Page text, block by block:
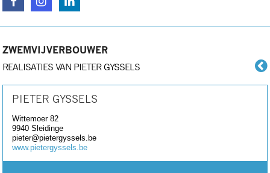
ZWEMVIJVERBOUWER
REALISATIES VAN PIETER GYSSELS
PIETER GYSSELS
Wittemoer 82
9940Sleidinge
pieter@pietergyssels.be
www.pietergyssels.be